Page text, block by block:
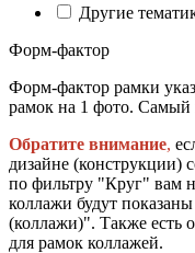
Другие
Форм-фактор
Форм-фактор рамки
рамок на 1 фото.
Обратите внимание,
дизайне (конструкции)
по фильтру "Круг" вам
коллажи будут
(коллажи)". Также есть
для рамок коллажей.